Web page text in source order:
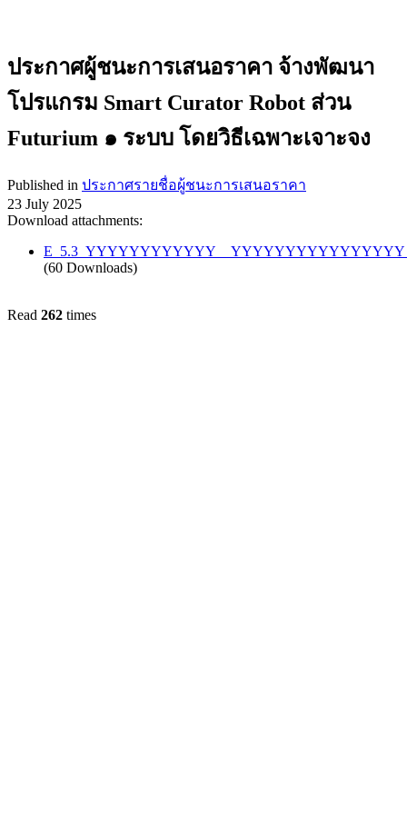
ประกาศผู้ชนะการเสนอราคา จ้างพัฒนา
โปรแกรม Smart Curator Robot ส่วน
Futurium ๑ ระบบ โดยวิธีเฉพาะเจาะจง
Published in ประกาศรายชื่อผู้ชนะการเสนอราคา
23 July 2025
Download attachments:
(60 Downloads)
Read 262 times